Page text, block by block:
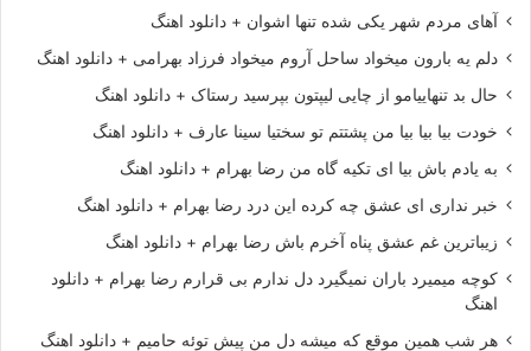
آهای مردم شهر یکی شده تنها اشوان + دانلود اهنگ
دلم یه بارون میخواد ساحل آروم میخواد فرزاد بهرامی + دانلود اهنگ
حال بد تنهاییامو از چایی لیپتون بپرسید رستاک + دانلود اهنگ
خودت بیا بیا بیا من پشتتم تو سختیا سینا عارف + دانلود اهنگ
به یادم باش بیا ای تکیه گاه من رضا بهرام + دانلود اهنگ
خبر نداری ای عشق چه کرده این درد رضا بهرام + دانلود اهنگ
زیباترین غم عشق پناه آخرم باش رضا بهرام + دانلود اهنگ
کوچه میمیرد باران نمیگیرد دل ندارم بی قرارم رضا بهرام + دانلود
اهنگ
هر شب همین موقع که میشه دل من پیش توئه حامیم + دانلود اهنگ